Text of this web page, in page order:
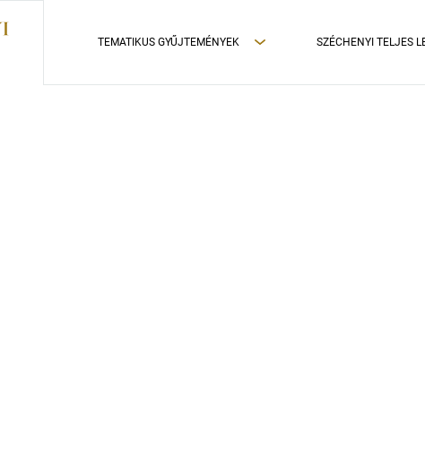
TEMATIKUS GYŰJTEMÉNYEK SZÉCHENYI TELJES